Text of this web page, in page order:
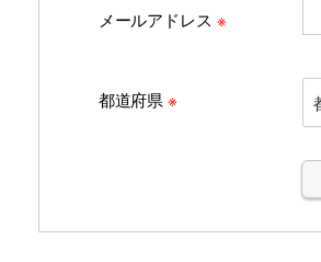
メールアドレス ※
都道府県※